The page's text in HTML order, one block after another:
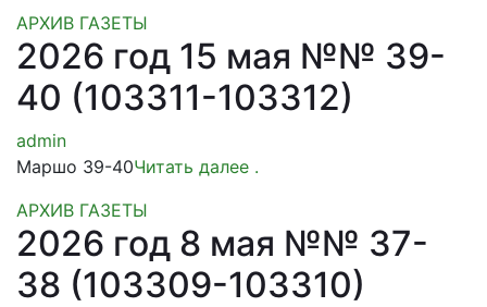
АРХИВ ГАЗЕТЫ
2026 год 15 мая №№ 39-
40 (103311-103312)
admin
Маршо 39-40Читать далее .
АРХИВ ГАЗЕТЫ
2026 год 8 мая №№ 37-
38 (103309-103310)